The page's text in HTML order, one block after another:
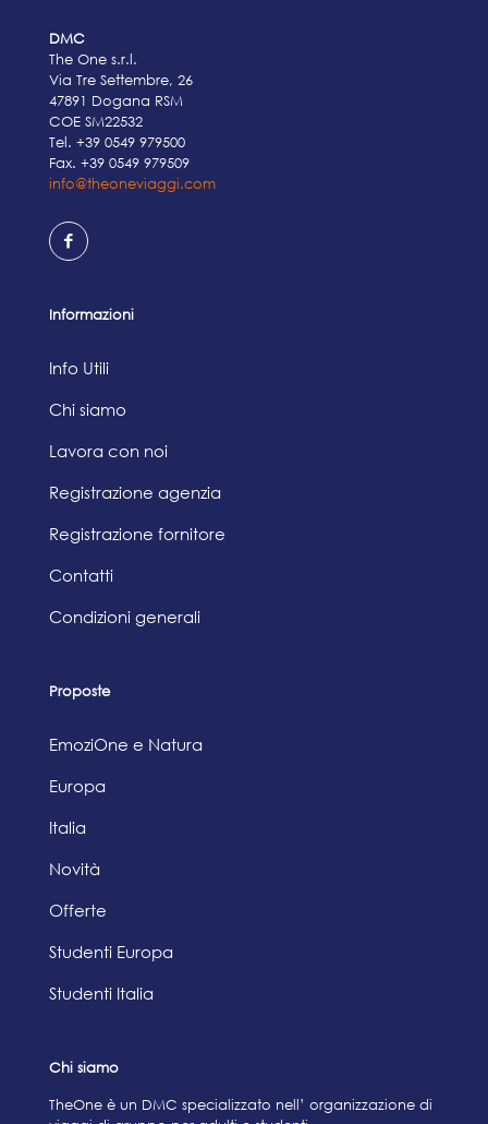
DMC
The One s.r.l.
Via Tre Settembre, 26
47891 Dogana RSM
COE SM22532
Tel. +39 0549 979500
Fax. +39 0549 979509
info@theoneviaggi.com
Informazioni
Info Utili
Chi siamo
Lavora con noi
Registrazione agenzia
Registrazione fornitore
Contatti
Condizioni generali
Proposte
EmoziOne e Natura
Europa
Italia
Novità
Offerte
Studenti Europa
Studenti Italia
Chi siamo
TheOne è un DMC specializzato nell’ organizzazione di